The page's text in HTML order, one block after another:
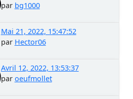
par bg1000
Mai 21, 2022, 15:47:52
par Hector06
Avril 12, 2022, 13:53:37
par oeufmollet